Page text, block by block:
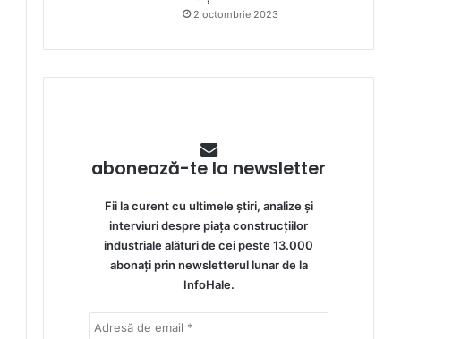
2 octombrie 2023
abonează-te la newsletter
Fii la curent cu ultimele știri, analize și
interviuri despre piața construcțiilor
industriale alături de cei peste 13.000
abonați prin newsletterul lunar de la
InfoHale.